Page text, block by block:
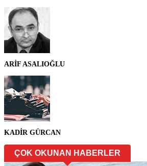
ARİF ASALIOĞLU
KADİR GÜRCAN
ÇOK OKUNAN HABERLER